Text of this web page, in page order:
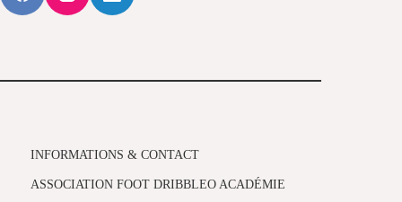
INFORMATIONS & CONTACT
ASSOCIATION FOOT DRIBBLEO ACADÉMIE